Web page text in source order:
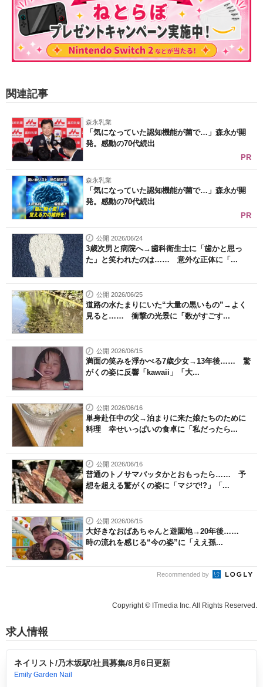
関連記事
森永乳業
「気になっていた認知機能が菌で…」森永が開
発。感動の70代続出
PR
森永乳業
「気になっていた認知機能が菌で…」森永が開
発。感動の70代続出
PR
公開 2026/06/24
3歳次男と病院へ→歯科衛生士に「歯かと思っ
た」と笑われたのは…… 意外な正体に「...
公開 2026/06/25
道路の水たまりにいた“大量の黒いもの”→よく
見ると…… 衝撃の光景に「数がすごす...
公開 2026/06/15
満面の笑みを浮かべる7歳少女→13年後…… 驚
がくの姿に反響「kawaii」「大...
公開 2026/06/16
単身赴任中の父→泊まりに来た娘たちのために
料理 幸せいっぱいの食卓に「私だったら...
公開 2026/06/16
普通のトノサマバッタかとおもったら…… 予
想を超える驚がくの姿に「マジで!?」「...
公開 2026/06/15
大好きなおばあちゃんと遊園地→20年後……
時の流れを感じる“今の姿”に「ええ孫...
Recommended by
Copyright © ITmedia Inc. All Rights Reserved.
求人情報
ネイリスト/乃木坂駅/社員募集/8月6日更新
Emily Garden Nail